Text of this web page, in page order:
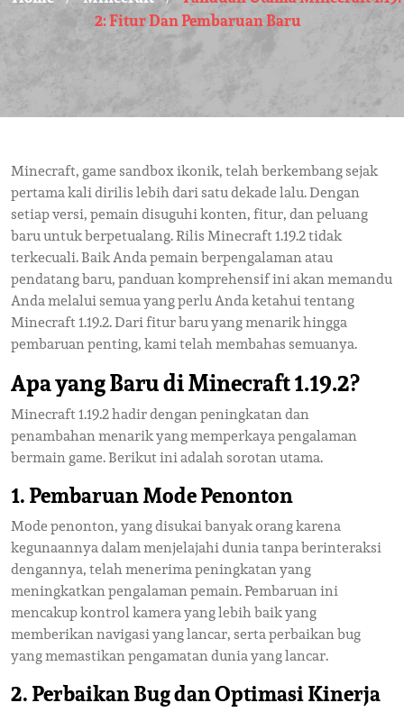
2: Fitur Dan Pembaruan Baru
Minecraft, game sandbox ikonik, telah berkembang sejak
pertama kali dirilis lebih dari satu dekade lalu. Dengan
setiap versi, pemain disuguhi konten, fitur, dan peluang
baru untuk berpetualang. Rilis Minecraft 1.19.2 tidak
terkecuali. Baik Anda pemain berpengalaman atau
pendatang baru, panduan komprehensif ini akan memandu
Anda melalui semua yang perlu Anda ketahui tentang
Minecraft 1.19.2. Dari fitur baru yang menarik hingga
pembaruan penting, kami telah membahas semuanya.
Apa yang Baru di Minecraft 1.19.2?
Minecraft 1.19.2 hadir dengan peningkatan dan
penambahan menarik yang memperkaya pengalaman
bermain game. Berikut ini adalah sorotan utama.
1.Pembaruan Mode Penonton
Mode penonton, yang disukai banyak orang karena
kegunaannya dalam menjelajahi dunia tanpa berinteraksi
dengannya, telah menerima peningkatan yang
meningkatkan pengalaman pemain. Pembaruan ini
mencakup kontrol kamera yang lebih baik yang
memberikan navigasi yang lancar, serta perbaikan bug
yang memastikan pengamatan dunia yang lancar.
2.Perbaikan Bug dan Optimasi Kinerja